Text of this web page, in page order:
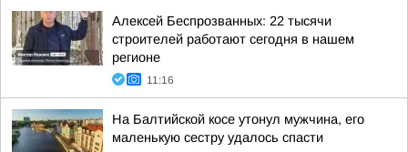
Алексей Беспрозванных: 22 тысячи
строителей работают сегодня в нашем
регионе
11:16
На Балтийской косе утонул мужчина, его
маленькую сестру удалось спасти